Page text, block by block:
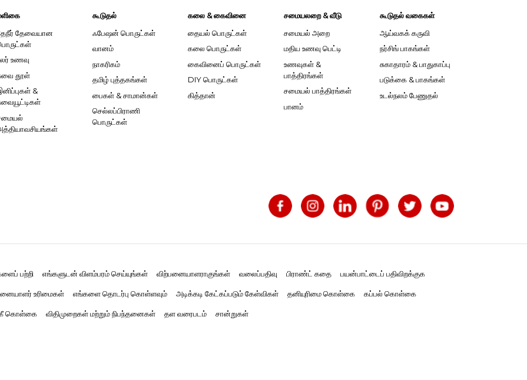
தேவையான
உணவு
தூள்
&
கூடுதல்
ஃபேஷன் பொருட்கள்
வானம்
நாகரிகம்
தமிழ் புத்தகங்கள்
பைகள் & சாமான்கள்
செல்லப்பிராணி
பொருட்கள்
கலை & கைவினை
தையல் பொருட்கள்
கலை பொருட்கள்
கைவினைப் பொருட்கள்
DIY பொருட்கள்
கித்தான்
சமையலறை & வீடு
சமையல் அறை
மதிய உணவு பெட்டி
உணவுகள் &
பாத்திரங்கள்
சமையல் பாத்திரங்கள்
பானம்
கூடுதல் வகைகள்
ஆய்வகக் கருவி
நர்சிங் பாகங்கள்
சுகாதாரம் & பாதுகாப்பு
படுக்கை & பாகங்கள்
உடல்நலம் பேணுதல்
பற்றி எங்களுடன் விளம்பரம் செய்யுங்கள் விற்பனையாளராகுங்கள் வலைப்பதிவு பிராண்ட் கதை பயன்பாட்டைப் பதிவிறக்குக
உரிமைகள் எங்களை தொடர்பு கொள்ளவும் அடிக்கடி கேட்கப்படும் கேள்விகள் தனியுரிமை கொள்கை கப்பல் கொள்கை
கொள்கை விதிமுறைகள் மற்றும் நிபந்தனைகள் தள வரைபடம் சான்றுகள்